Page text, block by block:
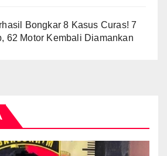
Bongkar 8 Kasus Curas! 7
62 Motor Kembali Diamankan